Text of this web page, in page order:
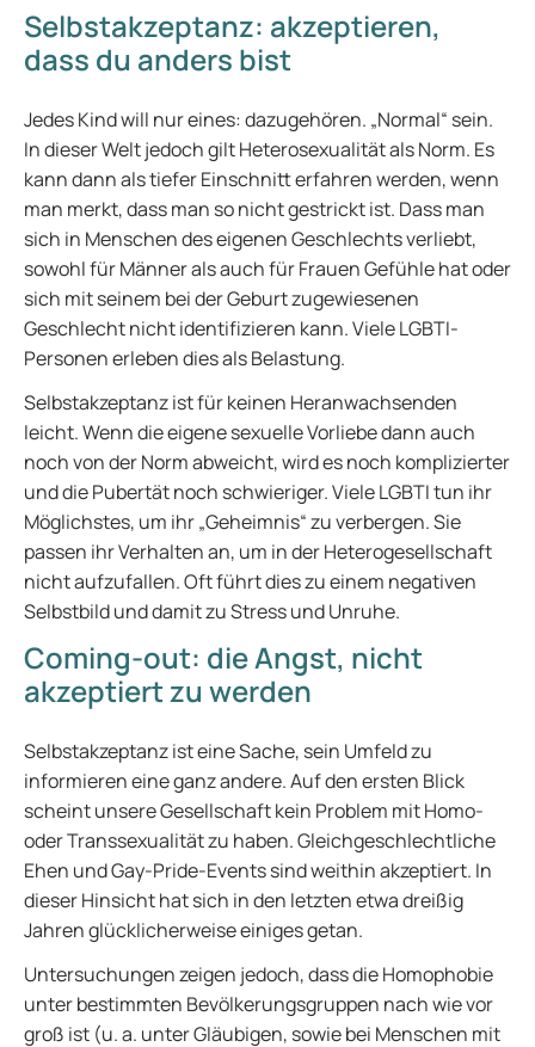
Selbstakzeptanz: akzeptieren,
dass du anders bist
Jedes Kind will nur eines: dazugehören. „Normal“ sein.
In dieser Welt jedoch gilt Heterosexualität als Norm. Es
kann dann als tiefer Einschnitt erfahren werden, wenn
man merkt, dass man so nicht gestrickt ist. Dass man
sich in Menschen des eigenen Geschlechts verliebt,
sowohl für Männer als auch für Frauen Gefühle hat oder
sich mit seinem bei der Geburt zugewiesenen
Geschlecht nicht identifizieren kann. Viele LGBTI-
Personen erleben dies als Belastung.
Selbstakzeptanz ist für keinen Heranwachsenden
leicht. Wenn die eigene sexuelle Vorliebe dann auch
noch von der Norm abweicht, wird es noch komplizierter
und die Pubertät noch schwieriger. Viele LGBTI tun ihr
Möglichstes, um ihr „Geheimnis“ zu verbergen. Sie
passen ihr Verhalten an, um in der Heterogesellschaft
nicht aufzufallen. Oft führt dies zu einem negativen
Selbstbild und damit zu Stress und Unruhe.
Coming-out: die Angst, nicht
akzeptiert zu werden
Selbstakzeptanz ist eine Sache, sein Umfeld zu
informieren eine ganz andere. Auf den ersten Blick
scheint unsere Gesellschaft kein Problem mit Homo-
oder Transsexualität zu haben. Gleichgeschlechtliche
Ehen und Gay-Pride-Events sind weithin akzeptiert. In
dieser Hinsicht hat sich in den letzten etwa dreißig
Jahren glücklicherweise einiges getan.
Untersuchungen zeigen jedoch, dass die Homophobie
unter bestimmten Bevölkerungsgruppen nach wie vor
groß ist (u. a. unter Gläubigen, sowie bei Menschen mit